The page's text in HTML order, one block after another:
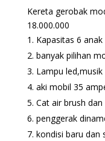
Kereta gerobak
18.000.000
Kapasitas 6
banyak pilihan
Lampu
aki mobil 35
Cat air brush dan
penggerak
kondisi baru dan